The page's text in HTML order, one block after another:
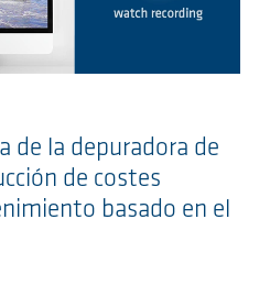
de la depuradora de
de costes
basado en el